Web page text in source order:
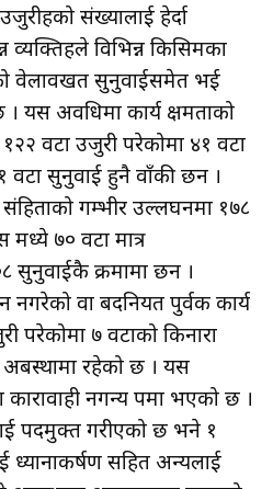
संख्यालाई हेर्दा
व्यक्तिहरुले विभिन्न किसिमका
वेलावखत सुनुवाईसमेत भई
यस अवधिमा कार्य क्षमताको
वटा उजुरी परेकोमा ४१ वटा
सुनुवाई हुनै वाँकी छन ।
गम्भीर उल्लघनमा १७८
७० वटा मात्र
सुनुवाईकै क्रमामा छन ।
नगरेको वा बदनियत पुर्वक कार्य
परेकोमा ७ वटाको किनारा
अबस्थामा रहेको छ । यस
नगन्य रुपमा भएको छ ।
पदमुक्त गरीएको छ भने १
सहित अन्यलाई